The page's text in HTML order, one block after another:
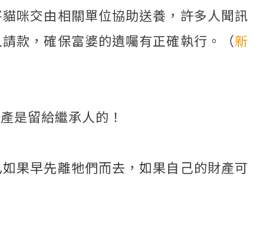
咪交由相關單位協助送養，許多人聞訊
款，確保富婆的遺囑有正確執行。（新
是留給繼承人的！
果早先離牠們而去，如果自己的財產可